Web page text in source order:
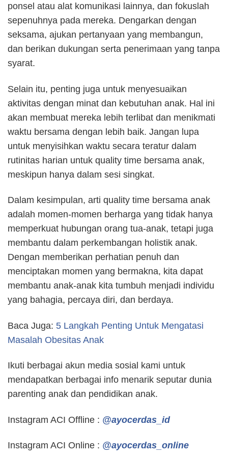
ponsel atau alat komunikasi lainnya, dan fokuslah
sepenuhnya pada mereka. Dengarkan dengan
seksama, ajukan pertanyaan yang membangun,
dan berikan dukungan serta penerimaan yang tanpa
syarat.
Selain itu, penting juga untuk menyesuaikan
aktivitas dengan minat dan kebutuhan anak. Hal ini
akan membuat mereka lebih terlibat dan menikmati
waktu bersama dengan lebih baik. Jangan lupa
untuk menyisihkan waktu secara teratur dalam
rutinitas harian untuk quality time bersama anak,
meskipun hanya dalam sesi singkat.
Dalam kesimpulan, arti quality time bersama anak
adalah momen-momen berharga yang tidak hanya
memperkuat hubungan orang tua-anak, tetapi juga
membantu dalam perkembangan holistik anak.
Dengan memberikan perhatian penuh dan
menciptakan momen yang bermakna, kita dapat
membantu anak-anak kita tumbuh menjadi individu
yang bahagia, percaya diri, dan berdaya.
Baca Juga: 5 Langkah Penting Untuk Mengatasi
Masalah Obesitas Anak
Ikuti berbagai akun media sosial kami untuk
mendapatkan berbagai info menarik seputar dunia
parenting anak dan pendidikan anak.
Instagram ACI Offline : @ayocerdas_id
Instagram ACI Online : @ayocerdas_online